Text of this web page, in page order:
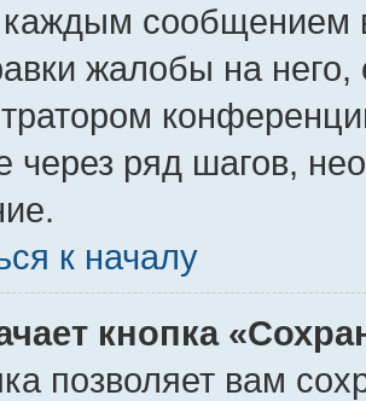
сообщением
жалобы на
через ряд шагов,
к началу
кнопка
позволяет вам